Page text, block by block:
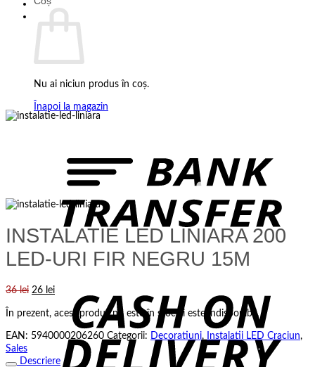
Nu ai niciun produs în coș.
Înapoi la magazin
INSTALATIE LED LINIARA 200
LED-URI FIR NEGRU 15M
36lei Prețul
a
36 lei.
26 leiPrețul
curent
este:
26 lei.
În prezent, acest produs nu este în stoc și este indisponibil.
EAN: 5940000206260 Categorii: Decoratiuni, Instalatii LED Craciun,
Sales
Descriere